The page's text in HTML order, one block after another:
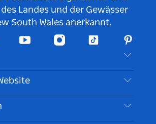
Landes und der Gewässer
South Wales anerkannt.
YouTubeInstagramTikTok
uns